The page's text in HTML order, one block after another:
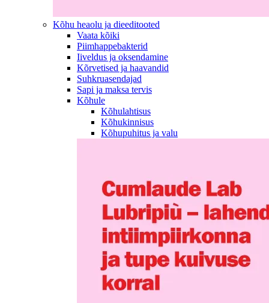
Kõhu heaolu ja dieeditooted
Vaata kõiki
Piimhappebakterid
Iiveldus ja oksendamine
Kõrvetised ja haavandid
Suhkruasendajad
Sapi ja maksa tervis
Kõhule
Kõhulahtisus
Kõhukinnisus
Kõhupuhitus ja valu